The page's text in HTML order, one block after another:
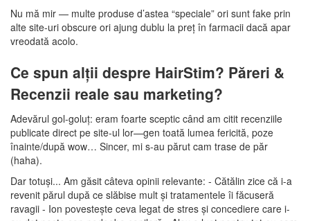
Nu mă mir — multe produse d’astea “speciale” ori sunt fake prin
alte site-uri obscure ori ajung dublu la preț în farmacii dacă apar
vreodată acolo.
Ce spun alții despre HairStim? Păreri &
Recenzii reale sau marketing?
Adevărul gol-goluț: eram foarte sceptic când am citit recenziile
publicate direct pe site-ul lor—gen toată lumea fericită, poze
înainte/după wow… Sincer, mi s-au părut cam trase de păr
(haha).
Dar totuși... Am găsit câteva opinii relevante: - Cătălin zice că i-a
revenit părul după ce slăbise mult și tratamentele îi făcuseră
ravagii - Ion povestește ceva legat de stres și concediere care i-